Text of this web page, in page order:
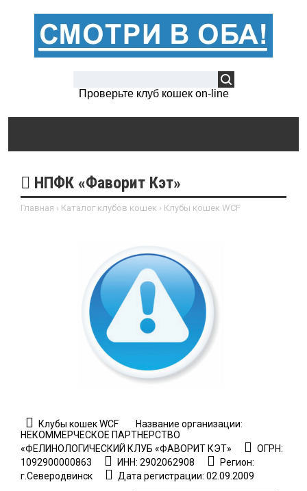
Проверьте клуб кошек on-line
НПФК «Фаворит Кэт»
Главная › Каталог клубов кошек › Клубы кошек WCF
Клубы кошек WCF
Название организации:
НЕКОММЕРЧЕСКОЕ ПАРТНЕРСТВО
«ФЕЛИНОЛОГИЧЕСКИЙ КЛУБ «ФАВОРИТ КЭТ»
ОГРН:
1092900000863
ИНН: 2902062908
Регион:
г.Северодвинск
Дата регистрации: 02.09.2009